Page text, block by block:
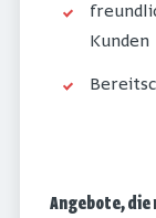
Kunden
Angebote, die